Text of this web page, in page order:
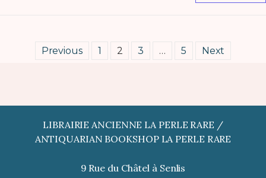
Previous 1 2 3 … 5 Next
LIBRAIRIE ANCIENNE LA PERLE RARE /
ANTIQUARIAN BOOKSHOP LA PERLE RARE
9 Rue du Châtel à Senlis